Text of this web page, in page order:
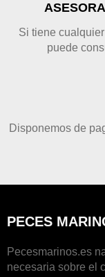
Si tiene
puede
Disponemos de
PECES
Pecesmarinos.es
necesaria sobre el